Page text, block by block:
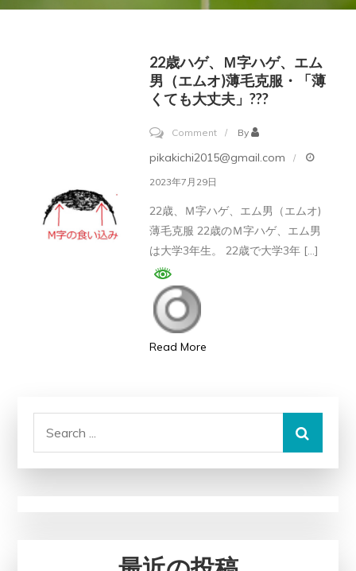
22歳ハゲ、Ｍ字ハゲ、エム
男（エムオ)薄毛克服・「薄
くても大丈夫」???
Commenton
22
ゲ、
「薄
By
pikakichi2015@gmail.com
2023年7月29日
22歳、Ｍ字ハゲ、エム男（エムオ)
薄毛克服 22歳のＭ字ハゲ、エム男
は大学3年生。 22歳で大学3年 […]
Read More